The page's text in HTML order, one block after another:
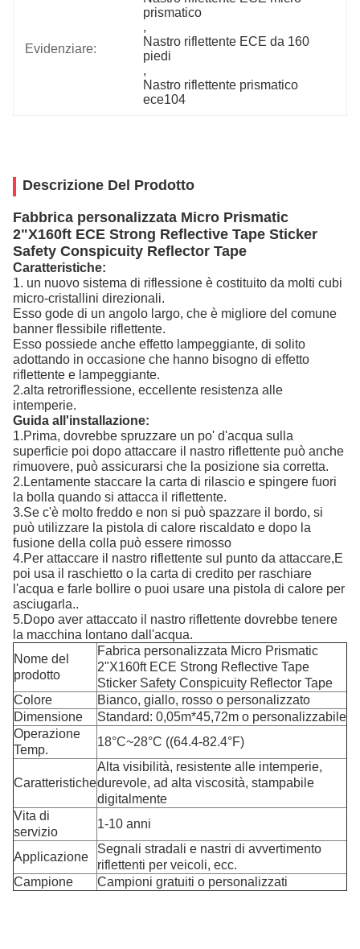
Evidenziare:
prismatico
,
Nastro riflettente ECE da 160
piedi
,
Nastro riflettente prismatico
ece104
Descrizione Del Prodotto
Fabbrica personalizzata Micro Prismatic
2"X160ft ECE Strong Reflective Tape Sticker
Safety Conspicuity Reflector Tape
Caratteristiche:
1. un nuovo sistema di riflessione è costituito da molti cubi
micro-cristallini direzionali.
Esso gode di un angolo largo, che è migliore del comune
banner flessibile riflettente.
Esso possiede anche effetto lampeggiante, di solito
adottando in occasione che hanno bisogno di effetto
riflettente e lampeggiante.
2.alta retroriflessione, eccellente resistenza alle
intemperie.
Guida all'installazione:
1.Prima, dovrebbe spruzzare un po' d'acqua sulla
superficie poi dopo attaccare il nastro riflettente può anche
rimuovere, può assicurarsi che la posizione sia corretta.
2.Lentamente staccare la carta di rilascio e spingere fuori
la bolla quando si attacca il riflettente.
3.Se c'è molto freddo e non si può spazzare il bordo, si
può utilizzare la pistola di calore riscaldato e dopo la
fusione della colla può essere rimosso
4.Per attaccare il nastro riflettente sul punto da attaccare,E
poi usa il raschietto o la carta di credito per raschiare
l'acqua e farle bollire o puoi usare una pistola di calore per
asciugarla..
5.Dopo aver attaccato il nastro riflettente dovrebbe tenere
la macchina lontano dall'acqua.
Nome del
prodotto
Fabrica personalizzata Micro Prismatic
2"X160ft ECE Strong Reflective Tape
Sticker Safety Conspicuity Reflector Tape
Colore
Bianco, giallo, rosso o personalizzato
Dimensione
Standard: 0,05m*45,72m o personalizzabile
Operazione
Temp.
18°C~28°C ((64.4-82.4°F)
Caratteristiche
Alta visibilità, resistente alle intemperie,
durevole, ad alta viscosità, stampabile
digitalmente
Vita di
servizio
1-10 anni
Applicazione
Segnali stradali e nastri di avvertimento
riflettenti per veicoli, ecc.
Campione
Campioni gratuiti o personalizzati